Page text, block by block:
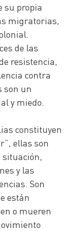
su propia
migratorias,
de las
resistencia,
contra
son un
y miedo.
constituyen
ellas son
situación,
y las
Son
están
o mueren